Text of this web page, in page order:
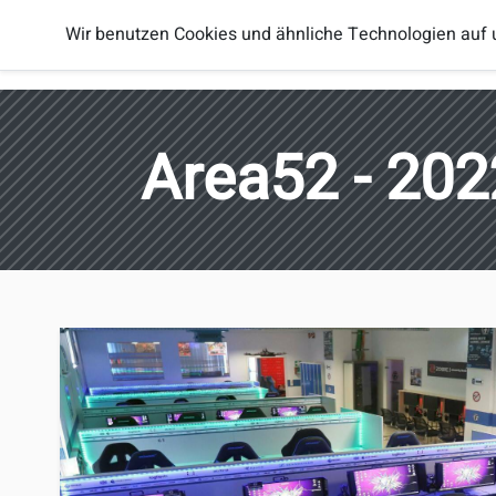
Smash
Brothers
Spieler Regionen
Area52 -
Wir benutzen Cookies und ähnliche Technologien